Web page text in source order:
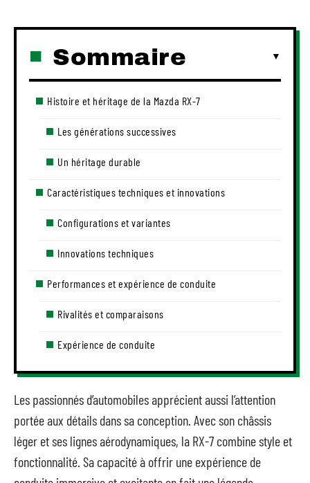
Sommaire
Histoire et héritage de la Mazda RX-7
Les générations successives
Un héritage durable
Caractéristiques techniques et innovations
Configurations et variantes
Innovations techniques
Performances et expérience de conduite
Rivalités et comparaisons
Expérience de conduite
Les passionnés d’automobiles apprécient aussi l’attention
portée aux détails dans sa conception. Avec son châssis
léger et ses lignes aérodynamiques, la RX-7 combine style et
fonctionnalité. Sa capacité à offrir une expérience de